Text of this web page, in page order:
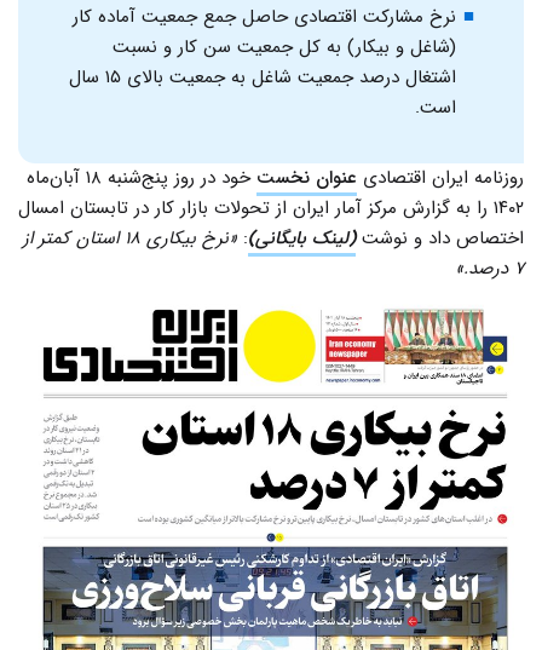
نرخ مشارکت اقتصادی حاصل جمع جمعیت آماده کار
(شاغل و بیکار) به کل جمعیت سن کار و نسبت
اشتغال درصد جمعیت شاغل به جمعیت بالای ۱۵ سال
است.
روزنامه ایران اقتصادی عنوان نخست
خود در روز پنج‌شنبه ۱۸ آبان‌ماه
۱۴۰۲ را به گزارش مرکز آمار ایران از تحولات بازار کار در تابستان امسال
اختصاص داد و نوشت(لینک بایگانی):
«نرخ بیکاری ۱۸ استان کمتر از
۷ درصد.»